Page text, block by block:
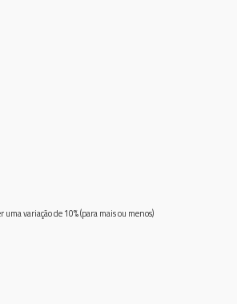
variação de 10% (para mais ou menos)